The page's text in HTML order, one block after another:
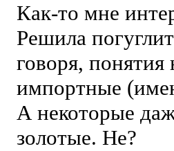
Как-то мне
Решила
говоря,
импортные
А некоторые
золотые. Не?